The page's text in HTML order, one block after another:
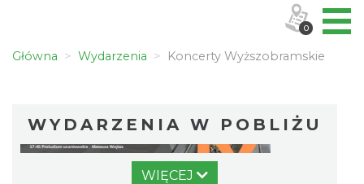
Główna Wydarzenia Koncerty Wyższobramskie
WYDARZENIA W POBLIŻU
WIĘCEJ
0